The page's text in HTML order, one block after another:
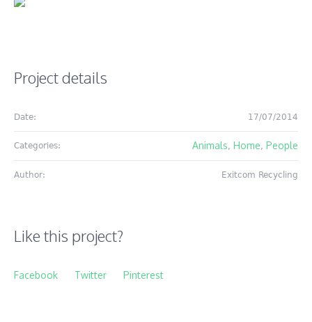
Project details
Date: 17/07/2014
Categories: Animals, Home, People
Author: Exitcom Recycling
Like this project?
Facebook Twitter Pinterest